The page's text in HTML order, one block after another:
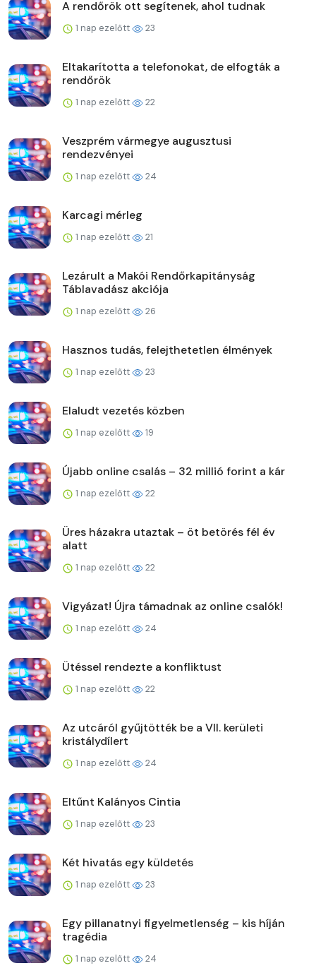
A rendőrök ott segítenek, ahol tudnak
1 nap ezelőtt 23
Eltakarította a telefonokat, de elfogták a
rendőrök
1 nap ezelőtt 22
Veszprém vármegye augusztusi
rendezvényei
1 nap ezelőtt 24
Karcagi mérleg
1 nap ezelőtt 21
Lezárult a Makói Rendőrkapitányság
Táblavadász akciója
1 nap ezelőtt 26
Hasznos tudás, felejthetetlen élmények
1 nap ezelőtt 23
Elaludt vezetés közben
1 nap ezelőtt 19
Újabb online csalás – 32 millió forint a kár
1 nap ezelőtt 22
Üres házakra utaztak – öt betörés fél év
alatt
1 nap ezelőtt 22
Vigyázat! Újra támadnak az online csalók!
1 nap ezelőtt 24
Ütéssel rendezte a konfliktust
1 nap ezelőtt 22
Az utcáról gyűjtötték be a VII. kerületi
kristálydílert
1 nap ezelőtt 24
Eltűnt Kalányos Cintia
1 nap ezelőtt 23
Két hivatás egy küldetés
1 nap ezelőtt 23
Egy pillanatnyi figyelmetlenség – kis híján
tragédia
1 nap ezelőtt 24